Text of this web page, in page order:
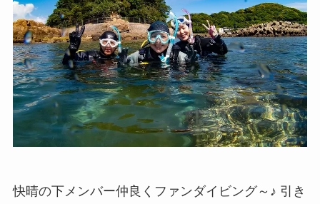
快晴の下メンバー仲良くファンダイビング～♪ 引き